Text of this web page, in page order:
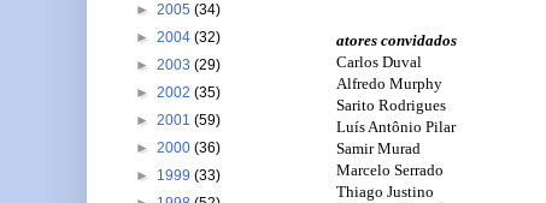
atores convidados
Carlos Duval
Alfredo Murphy
Sarito Rodrigues
Luís Antônio Pilar
Samir Murad
Marcelo Serrado
Thiago Justino
► 2005 (34)
► 2004 (32)
► 2003 (29)
► 2002 (35)
► 2001 (59)
► 2000 (36)
► 1999 (33)